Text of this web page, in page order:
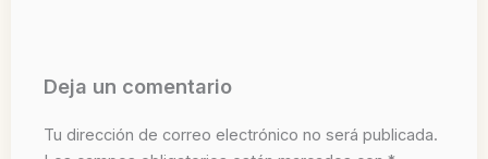
Deja un comentario
Tu dirección de correo electrónico no será publicada.